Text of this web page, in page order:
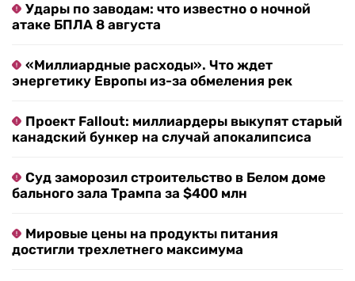
Удары по заводам: что известно о ночной
атаке БПЛА 8 августа
«Миллиардные расходы». Что ждет
энергетику Европы из-за обмеления рек
Проект Fallout: миллиардеры выкупят старый
канадский бункер на случай апокалипсиса
Суд заморозил строительство в Белом доме
бального зала Трампа за $400 млн
Мировые цены на продукты питания
достигли трехлетнего максимума